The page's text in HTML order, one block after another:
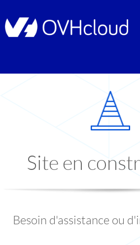
Site en
Besoin d'assistance ou